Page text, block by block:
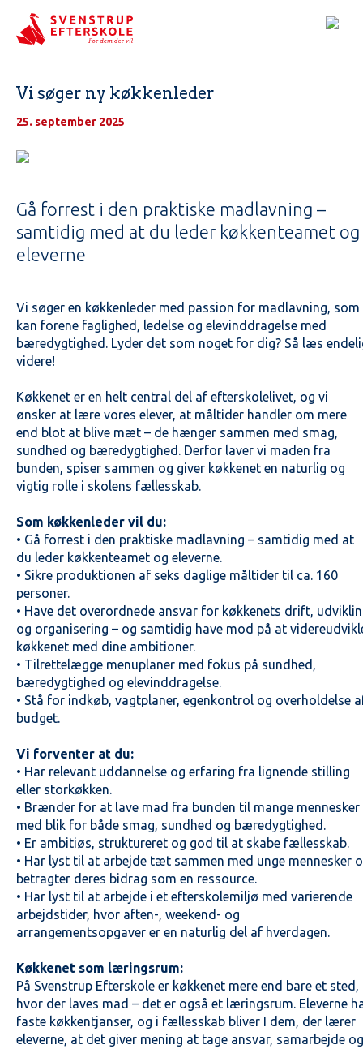
Vi søger ny køkkenleder
25. september 2025
Gå forrest i den praktiske madlavning –
samtidig med at du leder køkkenteamet og
eleverne
Vi søger en køkkenleder med passion for madlavning, som
kan forene faglighed, ledelse og elevinddragelse med
bæredygtighed. Lyder det som noget for dig? Så læs
videre!
Køkkenet er en helt central del af efterskolelivet, og vi
ønsker at lære vores elever, at måltider handler om mere
end blot at blive mæt – de hænger sammen med smag,
sundhed og bæredygtighed. Derfor laver vi maden fra
bunden, spiser sammen og giver køkkenet en naturlig og
vigtig rolle i skolens fællesskab.
Som køkkenleder vil du:
• Gå forrest i den praktiske madlavning – samtidig med at
du leder køkkenteamet og eleverne.
• Sikre produktionen af seks daglige måltider til ca. 160
personer.
• Have det overordnede ansvar for køkkenets drift,
og organisering – og samtidig have mod på at
køkkenet med dine ambitioner.
• Tilrettelægge menuplaner med fokus på sundhed,
bæredygtighed og elevinddragelse.
• Stå for indkøb, vagtplaner, egenkontrol og overholdelse
budget.
Vi forventer at du:
• Har relevant uddannelse og erfaring fra lignende stilling
eller storkøkken.
• Brænder for at lave mad fra bunden til mange mennesker
med blik for både smag, sundhed og bæredygtighed.
• Er ambitiøs, struktureret og god til at skabe fællesskab.
• Har lyst til at arbejde tæt sammen med unge mennesker
betragter deres bidrag som en ressource.
• Har lyst til at arbejde i et efterskolemiljø med varierende
arbejdstider, hvor aften-, weekend- og
arrangementsopgaver er en naturlig del af hverdagen.
Køkkenet som læringsrum:
På Svenstrup Efterskole er køkkenet mere end bare et sted,
hvor der laves mad – det er også et læringsrum. Eleverne
faste køkkentjanser, og i fællesskab bliver I dem, der lærer
eleverne, at det giver mening at tage ansvar, samarbejde